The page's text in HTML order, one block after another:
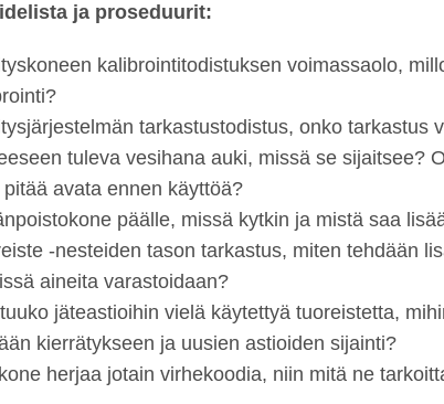
ja proseduurit:
kalibrointitodistuksen voimassaolo,
tarkastustodistus, onko tarkastus
tuleva vesihana auki, missä se sijaitsee?
pitää avata ennen käyttöä?
päälle, missä kytkin ja mistä saa
-nesteiden tason tarkastus, miten tehdään
aineita varastoidaan?
jäteastioihin vielä käytettyä tuoreistetta,
kierrätykseen ja uusien astioiden sijainti?
herjaa jotain virhekoodia, niin mitä ne